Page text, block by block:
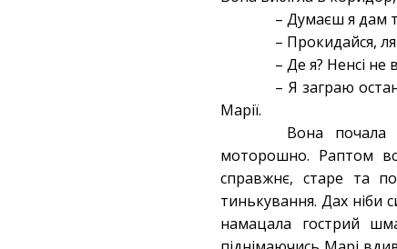
– Думаєш я дам
– Прокидайся,
– Де я? Ненсі не
– Я заграю
Марії.
Вона почала
моторошно. Раптом
справжнє, старе та
тинькування. Дах ніби
намацала гострий